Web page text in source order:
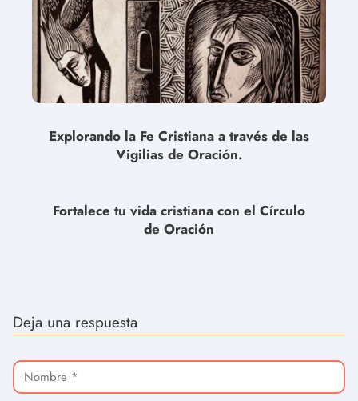
Explorando la Fe Cristiana a través de las
Vigilias de Oración.
Fortalece tu vida cristiana con el Círculo
de Oración
Deja una respuesta